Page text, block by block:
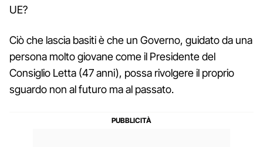
UE?
Ciò che lascia basiti è che un Governo, guidato da una
persona molto giovane come il Presidente del
Consiglio Letta (47 anni), possa rivolgere il proprio
sguardo non al futuro ma al passato.